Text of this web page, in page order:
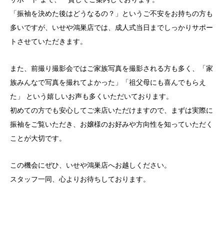
「振袖を決めた後はどうなるの？」というご不安をお持ちの方も
多いですが、いせや鴻巣店では、成人式当日までしっかりサポー
トさせていただきます。
また、前撮り撮影会ではご家族写真を撮影される方も多く、「家
族みんなで写真を撮れてよかった」「祖父母にも喜んでもらえ
た」 という嬉しいお声も多くいただいております。
初めての方でも安心してご来店いただけますので、まずは実際に
振袖をご覧いただき、お嬢様のお好みや方向性を知っていただく
ことが大切です。
この機会にぜひ、いせや鴻巣店へお越しください。
スタッフ一同、心よりお待ちしております。